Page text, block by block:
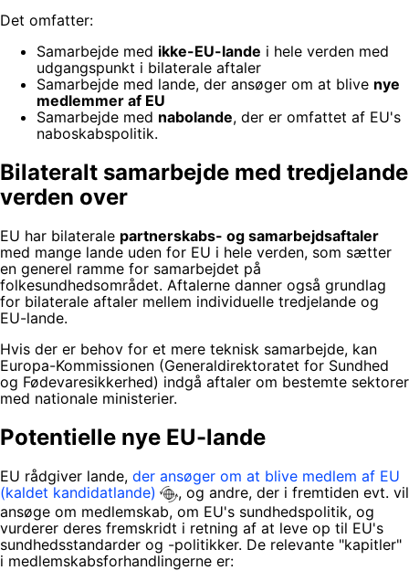
Det omfatter:
Samarbejde med ikke-EU-lande i hele verden med
udgangspunkt i bilaterale aftaler
Samarbejde med lande, der ansøger om at blive nye
medlemmer af EU
Samarbejde med nabolande, der er omfattet af EU's
naboskabspolitik.
Bilateralt samarbejde med tredjelande
verden over
EU har bilaterale partnerskabs- og samarbejdsaftaler
med mange lande uden for EU i hele verden, som sætter
en generel ramme for samarbejdet på
folkesundhedsområdet. Aftalerne danner også grundlag
for bilaterale aftaler mellem individuelle tredjelande og
EU-lande.
Hvis der er behov for et mere teknisk samarbejde, kan
Europa-Kommissionen (Generaldirektoratet for Sundhed
og Fødevaresikkerhed) indgå aftaler om bestemte sektorer
med nationale ministerier.
Potentielle nye EU-lande
EU rådgiver lande, der ansøger om at blive medlem af EU
(kaldet kandidatlande)
, og andre, der i fremtiden evt. vil
ansøge om medlemskab, om EU's sundhedspolitik, og
vurderer deres fremskridt i retning af at leve op til EU's
sundhedsstandarder og -politikker. De relevante "kapitler"
i medlemskabsforhandlingerne er: